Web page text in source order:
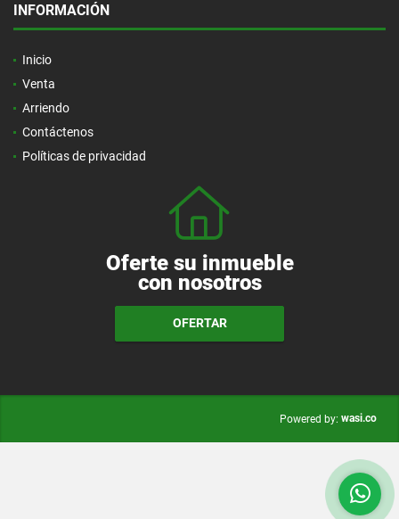
INFORMACIÓN
Inicio
Venta
Arriendo
Contáctenos
Políticas de privacidad
Oferte su inmueble
con nosotros
OFERTAR
Powered by: wasi.co